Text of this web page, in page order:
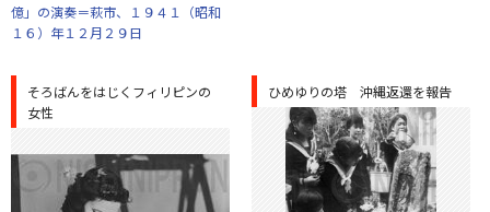
億」の演奏＝萩市、１９４１（昭和
１６）年１２月２９日
そろばんをはじくフィリピンの
女性
ひめゆりの塔 沖縄返還を報告